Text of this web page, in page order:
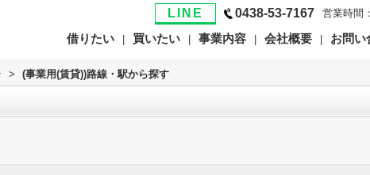
LINE 0438-53-7167 営業時間
借りたい 買いたい 事業内容 会社概要 お問い
> (事業用(賃貸))路線・駅から探す